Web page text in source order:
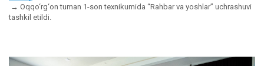
Oqqo‘rg‘on tuman 1-son texnikumida “Rahbar va yoshlar” uchrashuvi
tashkil etildi.